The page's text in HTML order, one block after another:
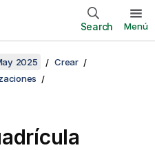
Search Menú
2025
Crear